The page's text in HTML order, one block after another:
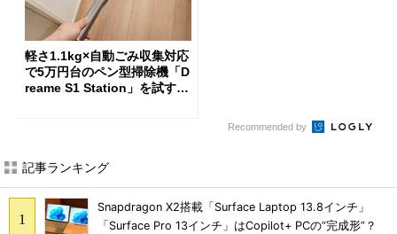
軽さ1.1kg×自動ごみ収集対応
で5万円台のペン型掃除機「D
reame S1 Station」を試す
Recommended by
記事ランキング
Snapdragon X2搭載「Surface Laptop 13.8インチ」
「Surface Pro 13インチ」はCopilot+ PCの“完成形”？